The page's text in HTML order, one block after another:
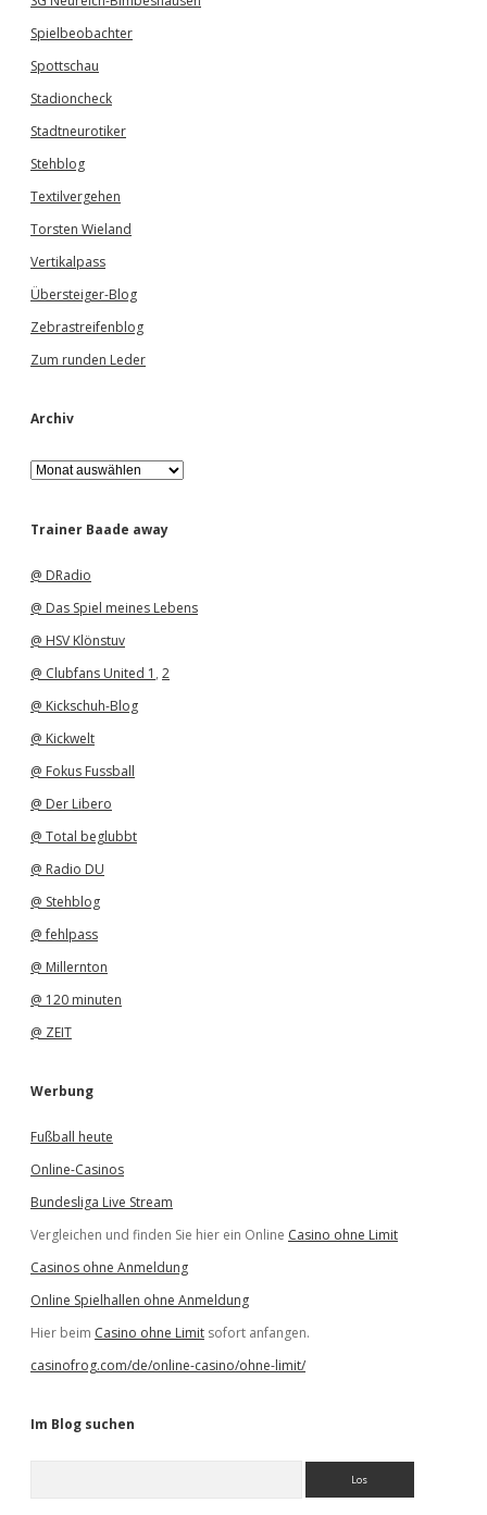
Spielbeobachter
Spottschau
Stadioncheck
Stadtneurotiker
Stehblog
Textilvergehen
Torsten Wieland
Vertikalpass
Übersteiger-Blog
Zebrastreifenblog
Zum runden Leder
Archiv
A
r
h
Trainer Baade away
@ DRadio
@ Das Spiel meines Lebens
@ HSV Klönstuv
@ Clubfans United 1 , 2
@ Kickschuh-Blog
@ Kickwelt
@ Fokus Fussball
@ Der Libero
@ Total beglubbt
@ Radio DU
@ Stehblog
@ fehlpass
@ Millernton
@ 120 minuten
@ ZEIT
Werbung
Fußball heute
Online-Casinos
Bundesliga Live Stream
Vergleichen und finden Sie hier ein Online Casino ohne Limit
Casinos ohne Anmeldung
Online Spielhallen ohne Anmeldung
Hier beim Casino ohne Limit sofort anfangen.
casinofrog.com/de/online-casino/ohne-limit/
Im Blog suchen